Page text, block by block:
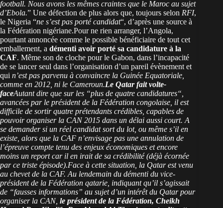
football. Nous avons les mêmes craintes que le Maroc au sujet
d’Ebola.” Une défection de plus alors que, toujours selon RFI,
le Nigeria “ne s’est pas porté candidat“, d’après une source à
la Fédération nigériane.Pour ne rien arranger, l’Angola,
pourtant annoncée comme le possible bénéficiaire de tout cet
emballement, a démenti avoir porté sa candidature à la
CAF. Même son de cloche pour le Gabon, dans l’incapacité
de se lancer seul dans l’organisation d’un pareil évènement et
qui n’est pas parvenu à convaincre la Guinée Equatoriale,
comme en 2012, ni le Cameroun.Le Qatar fait volte-
faceAutant dire que sur les “plus de quatre candidatures“,
avancées par le président de la Fédération congolaise, il est
difficile de sortir quatre prétendants crédibles, capables de
pouvoir organiser la CAN 2015 dans un délai aussi court. A
se demander si un réel candidat sort du lot, ou même s’il en
existe, alors que la CAF n’envisage pas une annulation de
l’épreuve compte tenu des enjeux économiques et encore
moins un report car il en irait de sa crédibilité (déjà écornée
par ce triste épisode).Face à cette situation, la Qatar est venu
au chevet de la CAF. Au lendemain du démenti du vice-
président de la Fédération qatarie, indiquant qu’il s’agissait
de “fausses informations” au sujet d’un intérêt du Qatar pour
organiser la CAN, le président de la Fédération, Cheikh